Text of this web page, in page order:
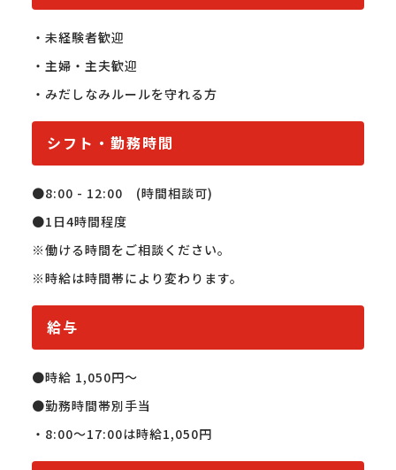
・未経験者歓迎
・主婦・主夫歓迎
・みだしなみルールを守れる方
シフト・勤務時間
●8:00 - 12:00　(時間相談可)
●1日4時間程度
※働ける時間をご相談ください。
※時給は時間帯により変わります。
給与
●時給 1,050円〜
●勤務時間帯別手当
・8:00〜17:00は時給1,050円